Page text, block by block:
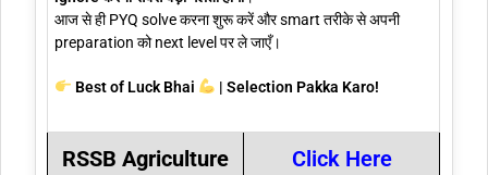
आज से ही PYQ solve करना शुरू करें और smart तरीके से अपनी
preparation को next level पर ले जाएँ।
Best of Luck Bhai | Selection Pakka Karo!
RSSB Agriculture
Click Here